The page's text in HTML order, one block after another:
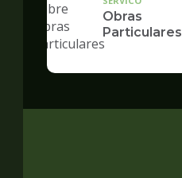
Obras
Particulares